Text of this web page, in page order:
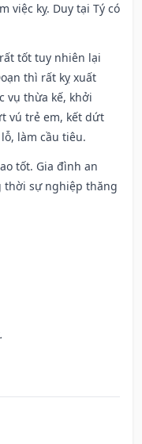
việc kỵ. Duy tại Tý có
tốt tuy nhiên lại
thì rất kỵ xuất
vụ thừa kế, khởi
vú trẻ em, kết dứt
làm cầu tiêu.
tốt. Gia đình an
thời sự nghiệp thăng